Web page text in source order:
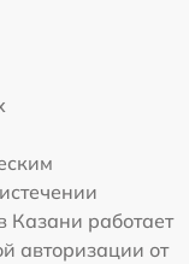
Казани работает
авторизации от